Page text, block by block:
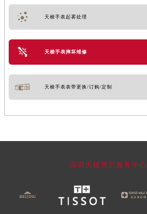
天梭手表起雾处理
天梭手表摔坏维修
天梭手表表带更换/订购/定制
深圳天梭售后服务中心